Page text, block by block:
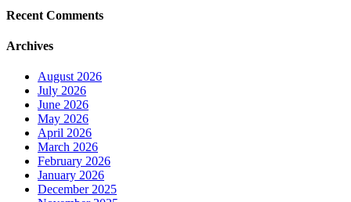
Recent Comments
Archives
August 2026
July 2026
June 2026
May 2026
April 2026
March 2026
February 2026
January 2026
December 2025